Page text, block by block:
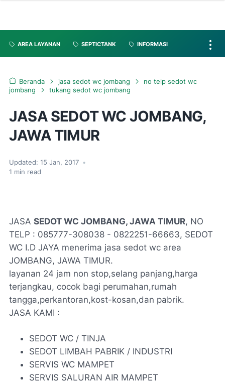
AREA LAYANAN SEPTICTANK INFORMASI
Beranda jasa sedot wc jombang
no telp sedot wc
jombang
tukang sedot wc jombang
JASA SEDOT WC JOMBANG,
JAWA TIMUR
Updated: 15 Jan, 2017 •
1 min read
JASA SEDOT WC JOMBANG, JAWA TIMUR, NO
TELP : 085777-308038 - 0822251-66663, SEDOT
WC I.D JAYA menerima jasa sedot wc area
JOMBANG, JAWA TIMUR.
layanan 24 jam non stop,selang panjang,harga
terjangkau, cocok bagi perumahan,rumah
tangga,perkantoran,kost-kosan,dan pabrik.
JASA KAMI :
SEDOT WC / TINJA
SEDOT LIMBAH PABRIK / INDUSTRI
SERVIS WC MAMPET
SERVIS SALURAN AIR MAMPET